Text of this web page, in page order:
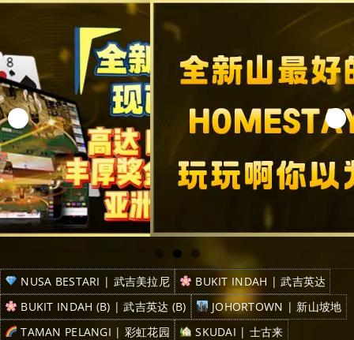
NUSA BESTARI | 武吉美拉尼
BUKIT INDAH | 武吉英达
BUKIT INDAH (B) | 武吉英达 (B)
JOHORTOWN | 新山坡地
TAMAN PELANGI | 彩虹花园
SKUDAI | 士古来